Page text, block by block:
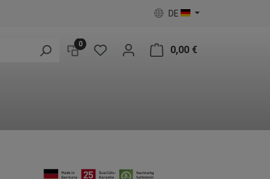
DE
0 0,00 €